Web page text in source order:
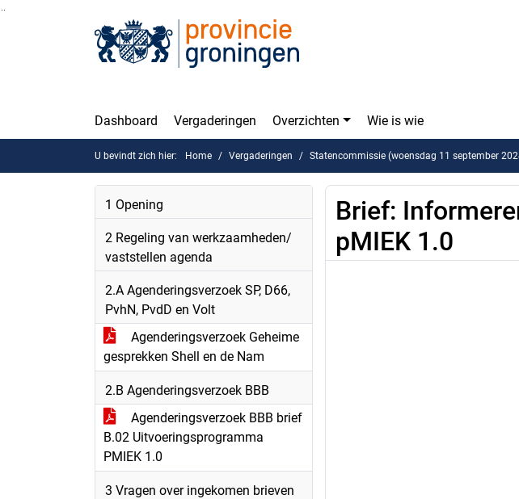
Ga naar de inhoud van deze pagina
Dashboard Vergaderingen Overzichten Wie is wie
U bevindt zich hier: Home Vergaderingen Statencommissie (woensdag 11 september
1 Opening
2 Regeling van werkzaamheden/
vaststellen agenda
2.A Agenderingsverzoek SP, D66,
PvhN, PvdD en Volt
Agenderingsverzoek Geheime
gesprekken Shell en de Nam
2.B Agenderingsverzoek BBB
Agenderingsverzoek BBB brief
B.02 Uitvoeringsprogramma
PMIEK 1.0
3 Vragen over ingekomen brieven
Brief:
pMIEK 1.0